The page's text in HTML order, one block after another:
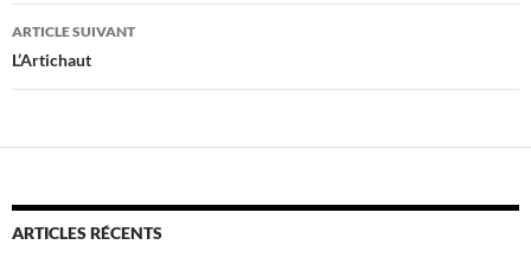
articles
ARTICLE SUIVANT
L’Artichaut
ARTICLES RÉCENTS